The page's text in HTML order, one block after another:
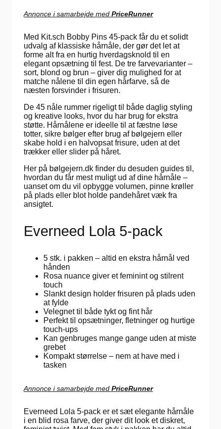
Annonce i samarbejde med PriceRunner
Med Kit.sch Bobby Pins 45-pack får du et solidt
udvalg af klassiske hårnåle, der gør det let at
forme alt fra en hurtig hverdagsknold til en
elegant opsætning til fest. De tre farvevarianter –
sort, blond og brun – giver dig mulighed for at
matche nålene til din egen hårfarve, så de
næsten forsvinder i frisuren.
De 45 nåle rummer rigeligt til både daglig styling
og kreative looks, hvor du har brug for ekstra
støtte. Hårnålene er ideelle til at fæstne løse
totter, sikre bølger efter brug af bølgejern eller
skabe hold i en halvopsat frisure, uden at det
trækker eller slider på håret.
Her på bølgejern.dk finder du desuden guides til,
hvordan du får mest muligt ud af dine hårnåle –
uanset om du vil opbygge volumen, pinne krøller
på plads eller blot holde pandehåret væk fra
ansigtet.
Everneed Lola 5-pack
5 stk. i pakken – altid en ekstra hårnål ved
hånden
Rosa nuance giver et feminint og stilrent
touch
Slankt design holder frisuren på plads uden
at fylde
Velegnet til både tykt og fint hår
Perfekt til opsætninger, fletninger og hurtige
touch-ups
Kan genbruges mange gange uden at miste
grebet
Kompakt størrelse – nem at have med i
tasken
Annonce i samarbejde med PriceRunner
Everneed Lola 5-pack er et sæt elegante hårnåle
i en blid rosa farve, der giver dit look et diskret,